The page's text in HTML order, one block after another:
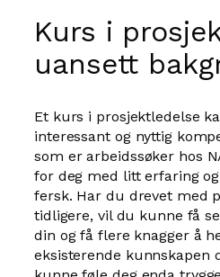
Kurs i
uansett
Et kurs i prosjektledelse
interessant og nyttig
som er arbeidssøker hos
for deg med litt erfaring
fersk. Har du drevet med
tidligere, vil du kunne få
din og få flere knagger å
eksisterende kunnskapen